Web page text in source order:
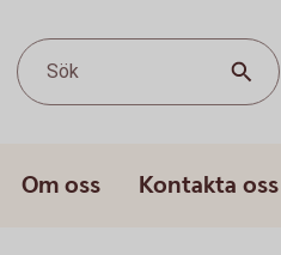
Sök
Om oss Kontakta oss